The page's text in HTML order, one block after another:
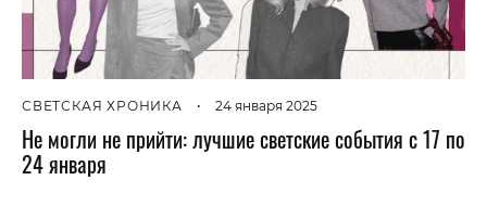
СВЕТСКАЯ ХРОНИКА • 24 января 2025
Не могли не прийти: лучшие светские события с 17 по
24 января